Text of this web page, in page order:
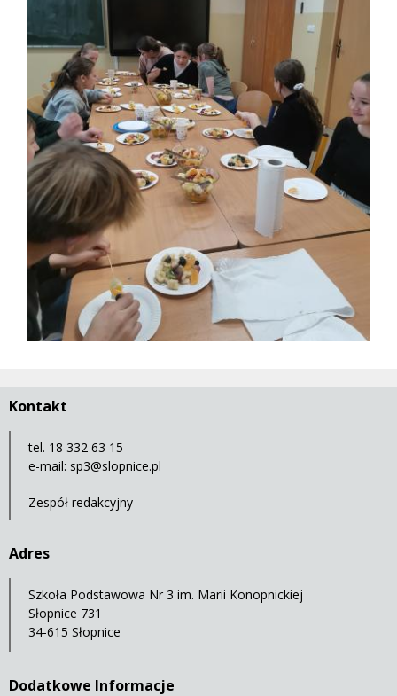
Kontakt
tel. 18 332 63 15
e-mail: sp3@slopnice.pl
Zespół redakcyjny
Adres
Szkoła Podstawowa Nr 3 im. Marii Konopnickiej
Słopnice 731
34-615 Słopnice
Dodatkowe Informacje